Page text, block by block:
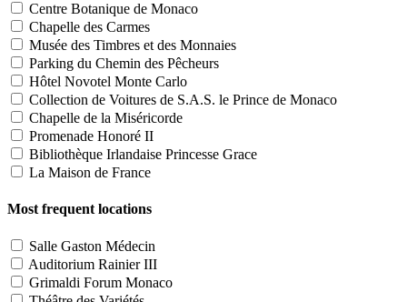
Centre Botanique de Monaco
Chapelle des Carmes
Musée des Timbres et des Monnaies
Parking du Chemin des Pêcheurs
Hôtel Novotel Monte Carlo
Collection de Voitures de S.A.S. le Prince de Monaco
Chapelle de la Miséricorde
Promenade Honoré II
Bibliothèque Irlandaise Princesse Grace
La Maison de France
Most frequent locations
Salle Gaston Médecin
Auditorium Rainier III
Grimaldi Forum Monaco